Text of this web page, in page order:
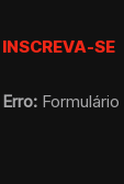
INSCREVA-SE
Erro: